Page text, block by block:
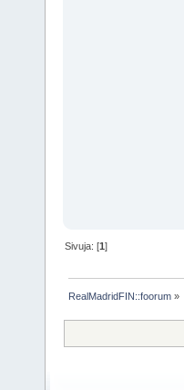
Sivuja: [1]
RealMadridFIN::foorum »